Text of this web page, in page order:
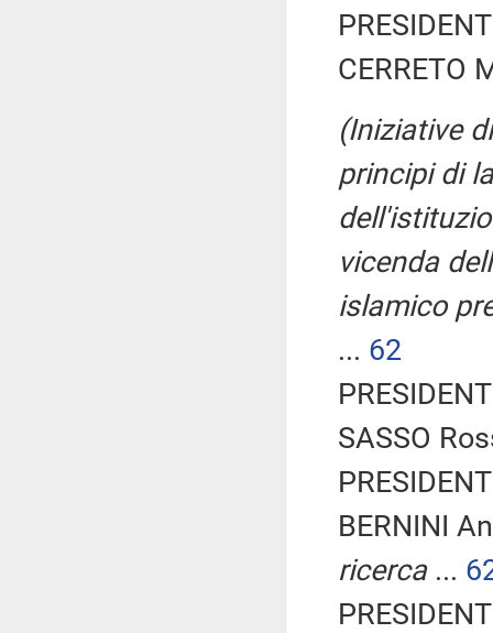
CERRETO
(Iniziative
principi di
vicenda
islamico
... 62
SASSO
BERNINI
ricerca...